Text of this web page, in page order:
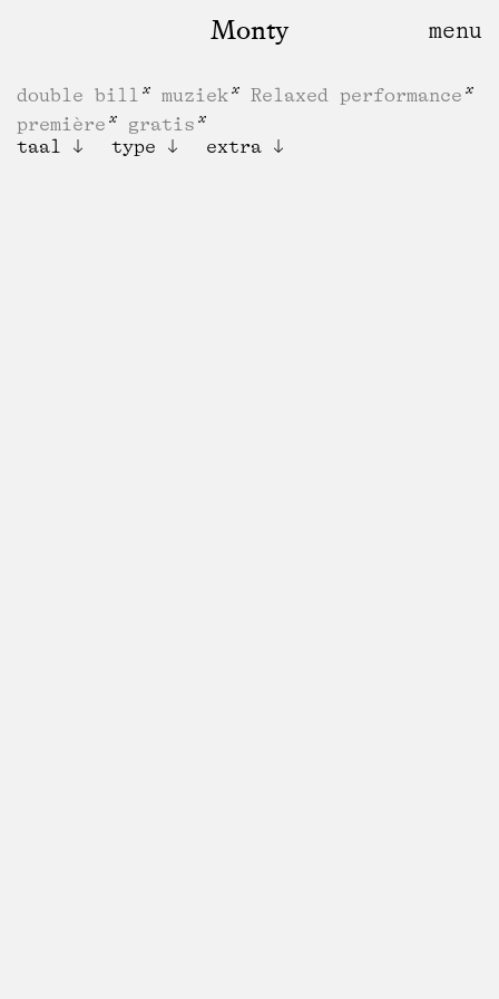
Monty
double bill muziek
Relaxed performance
première
gratis
taal
type extra